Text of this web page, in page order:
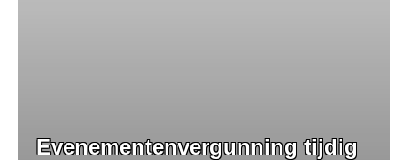
Evenementenvergunning tijdig